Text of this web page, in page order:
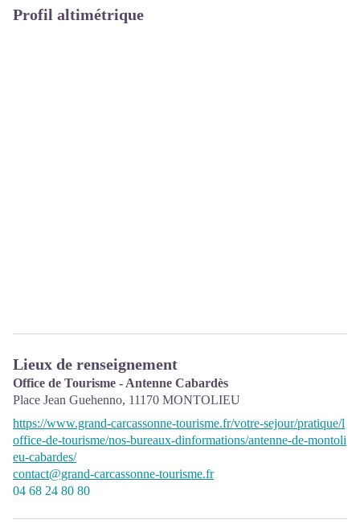
Profil altimétrique
Lieux de renseignement
Office de Tourisme - Antenne Cabardès
Place Jean Guehenno, 11170 MONTOLIEU
https://www.grand-carcassonne-tourisme.fr/votre-sejour/pratique/l
office-de-tourisme/nos-bureaux-dinformations/antenne-de-montoli
eu-cabardes/
contact@grand-carcassonne-tourisme.fr
04 68 24 80 80